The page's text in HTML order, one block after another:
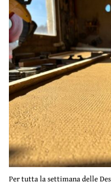
Per tutta la settimana delle